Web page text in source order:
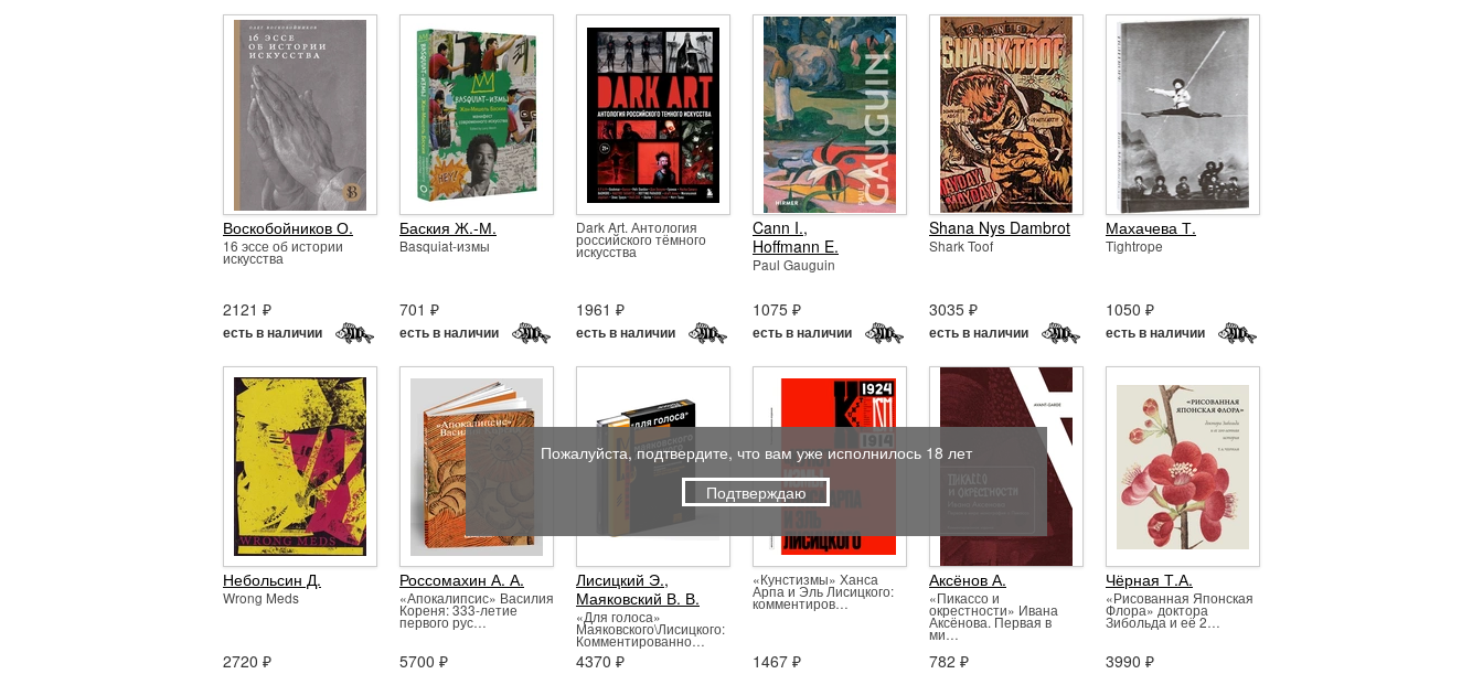
Воскобойников О.
16 эссе об истории
искусства
2121 ₽
есть в наличии
Баския Ж.-М.
Basquiat-измы
701 ₽
есть в наличии
Dark Art. Антология
российского тёмного
искусства
1961 ₽
есть в наличии
Cann I.,
Hoffmann E.
Paul Gauguin
1075 ₽
есть в наличии
Shana Nys Dambrot
Shark Toof
3035 ₽
есть в наличии
Махачева Т.
Tightrope
1050 ₽
есть в наличии
Небольсин Д.
Wrong Meds
2720 ₽
Россомахин А. А.
«Апокалипсис» Василия
Кореня: 333-летие
первого рус…
5700 ₽
Лисицкий Э.,
Маяковский В. В.
«Для голоса»
Маяковского\Лисицкого:
Комментированно…
4370 ₽
«Кунстизмы» Ханса
Арпа и Эль Лисицкого:
комментиров…
1467 ₽
Аксёнов А.
«Пикассо и
окрестности» Ивана
Аксёнова. Первая в
ми…
782 ₽
Чёрная Т.А.
«Рисованная Японская
Флора» доктора
Зибольда и её 2…
3990 ₽
Пожалуйста, подтвердите, что вам уже исполнилось 18 лет
Подтверждаю